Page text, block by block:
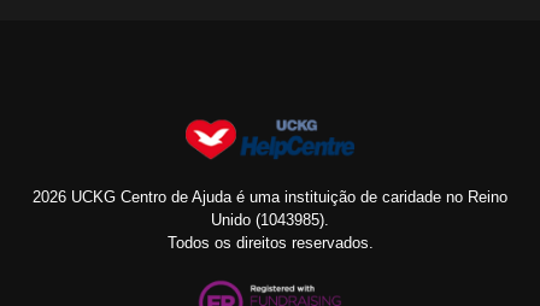
2026 UCKG Centro de Ajuda é uma instituição de caridade no Reino
Unido (1043985).
Todos os direitos reservados.